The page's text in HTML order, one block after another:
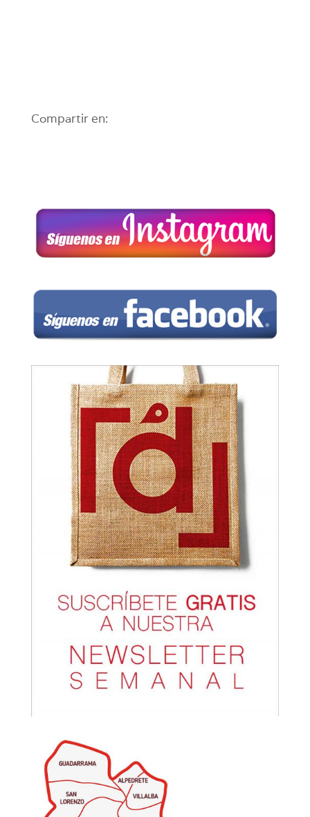
Compartir en: